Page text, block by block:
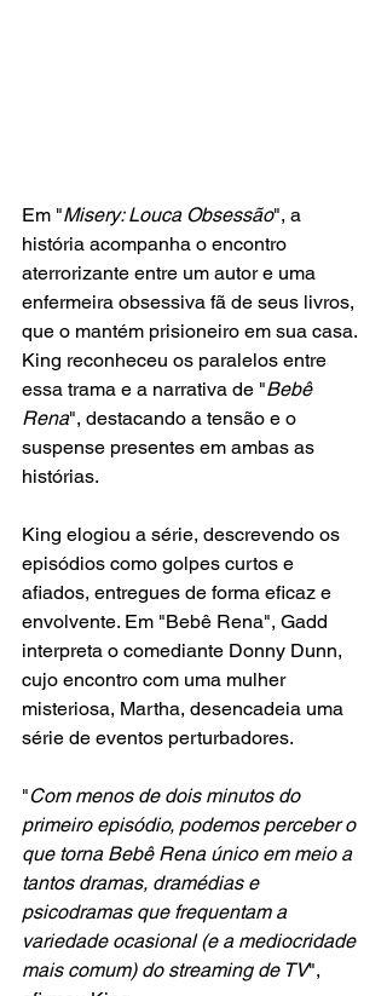
Em "Misery: Louca Obsessão", a
história acompanha o encontro
aterrorizante entre um autor e uma
enfermeira obsessiva fã de seus livros,
que o mantém prisioneiro em sua casa.
King reconheceu os paralelos entre
essa trama e a narrativa de "Bebê
Rena", destacando a tensão e o
suspense presentes em ambas as
histórias.
King elogiou a série, descrevendo os
episódios como golpes curtos e
afiados, entregues de forma eficaz e
envolvente. Em "Bebê Rena", Gadd
interpreta o comediante Donny Dunn,
cujo encontro com uma mulher
misteriosa, Martha, desencadeia uma
série de eventos perturbadores.
"Com menos de dois minutos do
primeiro episódio, podemos perceber o
que torna Bebê Rena único em meio a
tantos dramas, dramédias e
psicodramas que frequentam a
variedade ocasional (e a mediocridade
mais comum) do streaming de TV",